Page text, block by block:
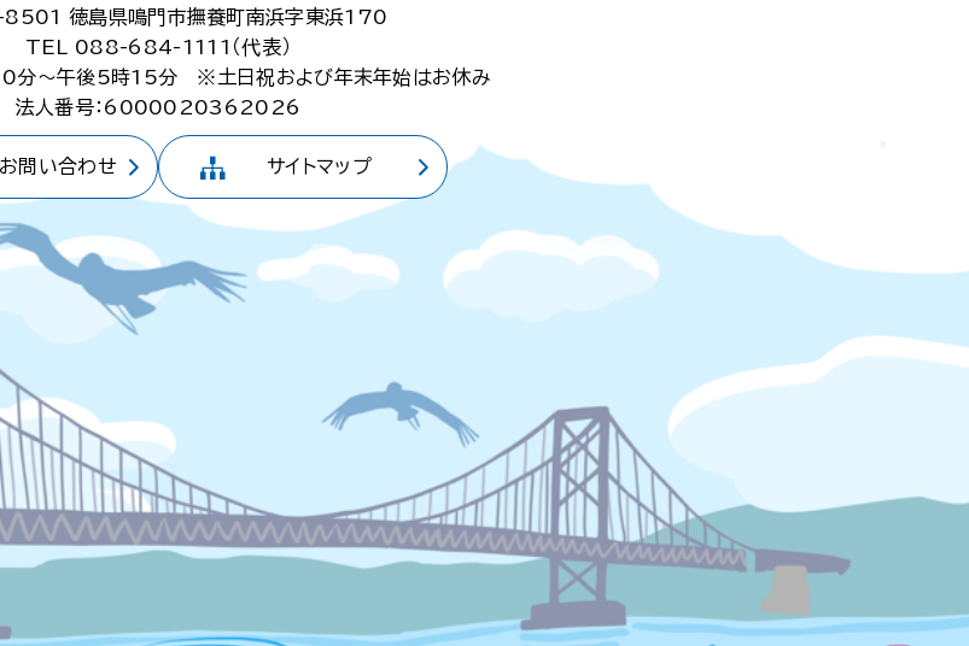
徳島県鳴門市撫養町南浜字東浜170
TEL 088-684-1111（代表）
分～午後5時15分
※土日祝および年末年始はお休み
法人番号：6000020362026
お問い合わせ サイトマップ